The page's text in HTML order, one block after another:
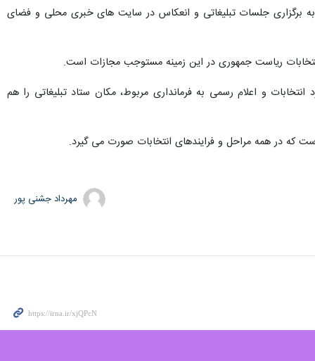
برگزاری جلسات تبلیغاتی و انعکاس در سایت های خبری محلی و فضای
ریاست جمهوری در این زمینه مستوجب مجازات است.
و اعلام رسمی به فرمانداری مربوط، مکان ستاد تبلیغاتی را هم
مهرداد جشنی پور